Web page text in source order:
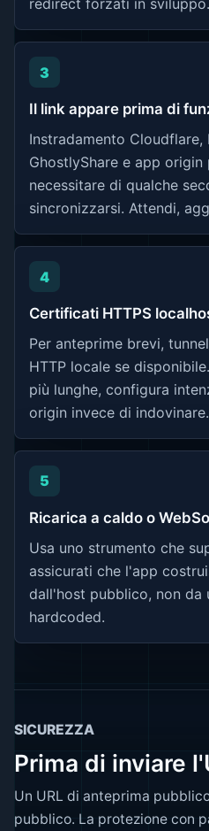
redirect forzati in sviluppo.
3
Il link appare prima di
Instradamento
GhostlyShare e app
necessitare di qualche
sincronizzarsi. Attendi,
4
Certificati HTTPS
Per anteprime brevi,
HTTP locale se
più lunghe, configura
origin invece di indovinare.
5
Ricarica a caldo o
Usa uno strumento che
assicurati che l'app
dall'host pubblico, non da
hardcoded.
SICUREZZA
Prima di inviare
Un URL di anteprima
pubblico. La protezione con